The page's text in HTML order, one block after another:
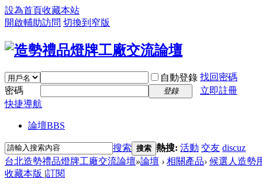
設為首頁收藏本站
開啟輔助訪問 切換到窄版
自動登錄 找回密碼
密碼
登錄
立即註冊
快捷導航
論壇BBS
搜索 搜索 熱搜: 活動 交友 discuz
台北造勢禮品燈牌工廠交流論壇»論壇 › 相關產品› 候選人造勢
收藏本版 |訂閱